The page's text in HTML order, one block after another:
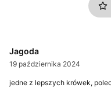
Jagoda
19 października 2024
jedne z lepszych krówek,